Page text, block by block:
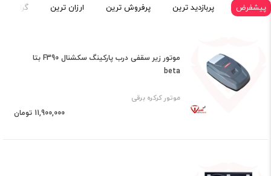
پیشفرض پربازدید ترین پرفروش ترین ارزان ترین گران
موتور زیر سقفی درب پارکینگ سکشنال F390 بتا
beta
موتور کرکره برقی
11,900,000 تومان